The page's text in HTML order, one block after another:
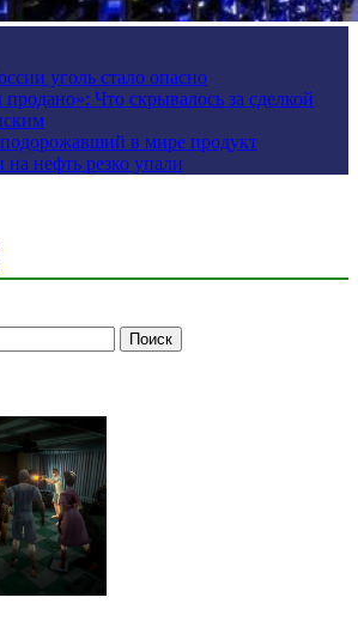
уголь стало опасно
Что скрывалось за сделкой
в мире продукт
нефть резко упали